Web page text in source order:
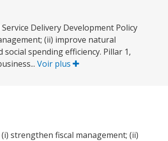
Delivery Development Policy
(ii) improve natural
spending efficiency. Pillar 1,
Voir plus
strengthen fiscal management; (ii)